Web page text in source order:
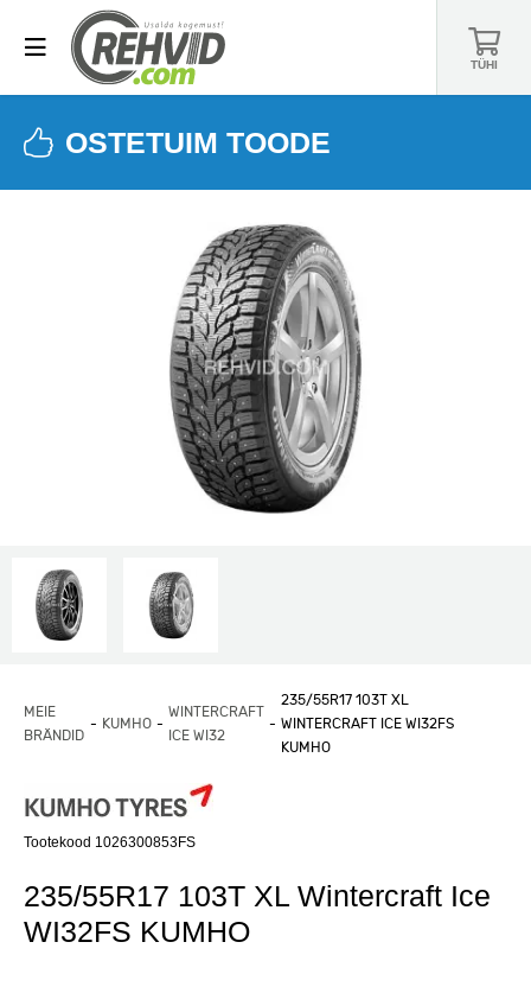
TÜHI
MEIE
BRÄNDID
KUMHO
WINTERCRAFT
ICE WI32
235/55R17 103T XL
WINTERCRAFT ICE WI32FS
KUMHO
Tootekood 1026300853FS
235/55R17 103T XL Wintercraft Ice
WI32FS KUMHO
OSTETUIM TOODE